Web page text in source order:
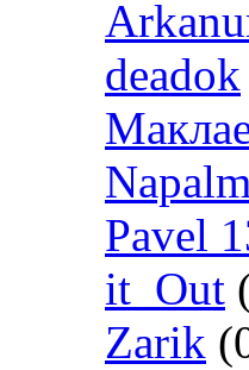
deadok
Napalm
Pavel
it_Out
Zarik